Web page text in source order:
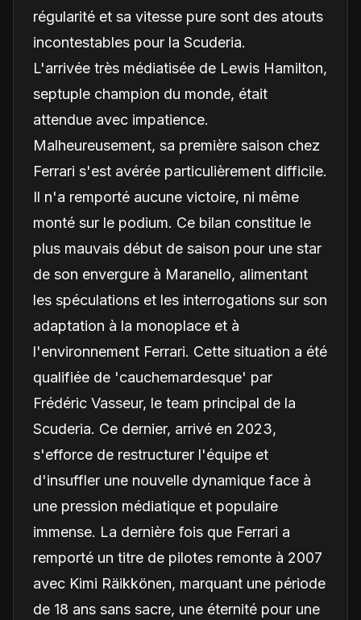
régularité et sa vitesse pure sont des atouts
incontestables pour la Scuderia.
L'arrivée très médiatisée de Lewis Hamilton,
septuple champion du monde, était
attendue avec impatience.
Malheureusement, sa première saison chez
Ferrari s'est avérée particulièrement difficile.
Il n'a remporté aucune victoire, ni même
monté sur le podium. Ce bilan constitue le
plus mauvais début de saison pour une star
de son envergure à Maranello, alimentant
les spéculations et les interrogations sur son
adaptation à la monoplace et à
l'environnement Ferrari. Cette situation a été
qualifiée de 'cauchemardesque' par
Frédéric Vasseur, le team principal de la
Scuderia. Ce dernier, arrivé en 2023,
s'efforce de restructurer l'équipe et
d'insuffler une nouvelle dynamique face à
une pression médiatique et populaire
immense. La dernière fois que Ferrari a
remporté un titre de pilotes remonte à 2007
avec Kimi Räikkönen, marquant une période
de 18 ans sans sacre, une éternité pour une